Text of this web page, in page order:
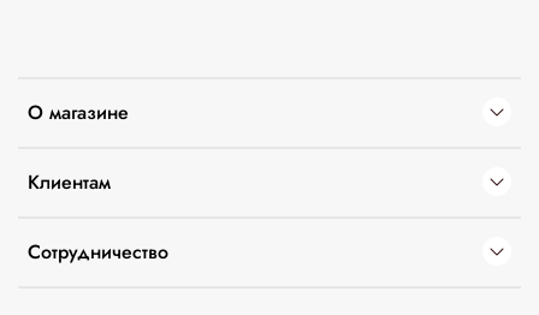
О магазине
Клиентам
Сотрудничество